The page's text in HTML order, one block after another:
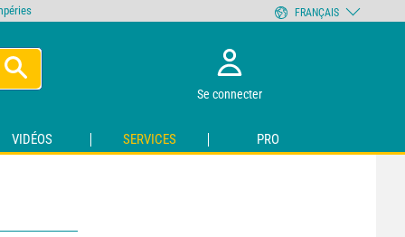
Se connecter
VIDÉOS SERVICES PRO
FRANÇAIS